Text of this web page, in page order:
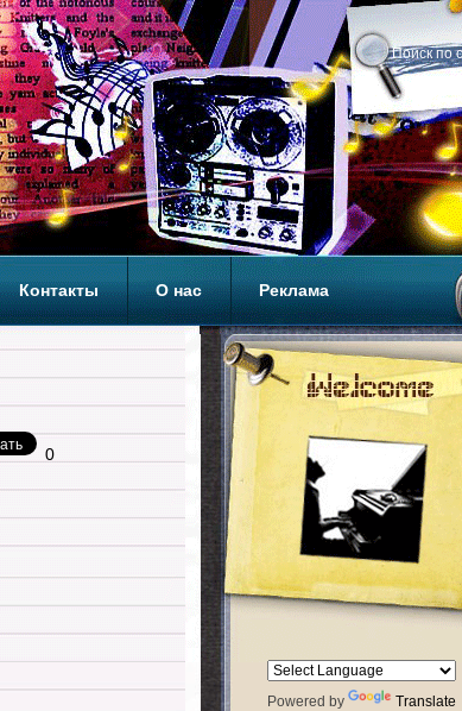
Контакты О нас Реклама
0
Powered by Translate